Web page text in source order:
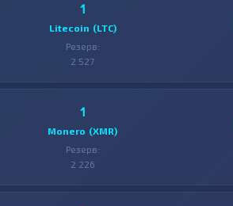
1
Litecoin (LTC)
Резерв:
2 527
1
Monero (XMR)
Резерв:
2 226